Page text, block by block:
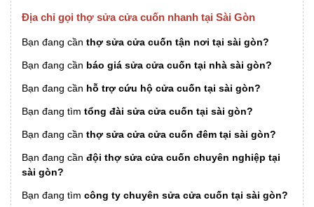
Địa chỉ gọi thợ sửa cửa cuốn nhanh tại Sài Gòn
Bạn đang cần thợ sửa cửa cuốn tận nơi tại sài gòn?
Bạn đang cần báo giá sửa cửa cuốn tại nhà sài gòn?
Bạn đang cần hỗ trợ cứu hộ cửa cuốn tại sài gòn?
Bạn đang tìm tổng đài sửa cửa cuốn tại sài gòn?
Bạn đang cần thợ sửa cửa cửa cuốn đêm tại sài gòn?
Bạn đang cần đội thợ sửa cửa cuốn chuyên nghiệp tại
sài gòn?
Bạn đang tìm công ty chuyên sửa cửa cuốn tại sài gòn?